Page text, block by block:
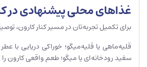
غذاهای محلی پیشنهادی در
برای تکمیل تجربه‌تان در مسیر کنار کارون،
قلیه‌ماهی یا قلیه‌میگو؛ خوراکی دریایی با
سفید رودخانه‌ای یا میگو؛ طعم واقعی کارون